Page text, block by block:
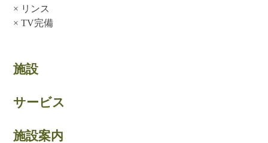
× リンス
× TV完備
施設
サービス
施設案内